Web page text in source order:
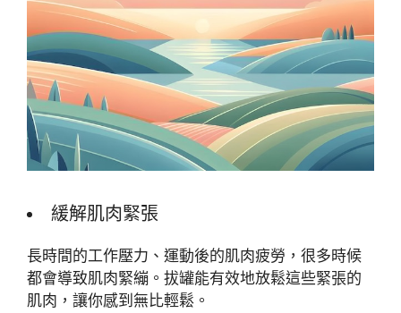
緩解肌肉緊張
長時間的工作壓力、運動後的肌肉疲勞，很多時候
都會導致肌肉緊繃。拔罐能有效地放鬆這些緊張的
肌肉，讓你感到無比輕鬆。